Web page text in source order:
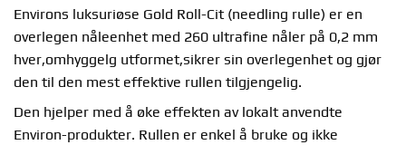
Environs luksuriøse Gold Roll-Cit (needling rulle) er en
overlegen nåleenhet med 260 ultrafine nåler på 0,2 mm
hver,omhyggelg utformet,sikrer sin overlegenhet og gjør
den til den mest effektive rullen tilgjengelig.
Den hjelper med å øke effekten av lokalt anvendte
Environ-produkter. Rullen er enkel å bruke og ikke